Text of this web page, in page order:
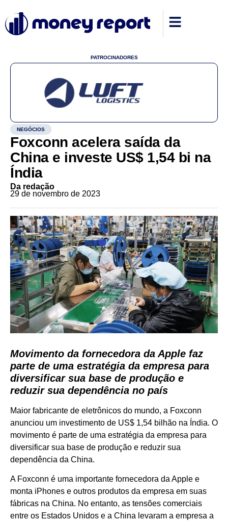
PATROCINADORES
NEGÓCIOS
Foxconn acelera saída da
China e investe US$ 1,54 bi na
Índia
Da redação
29 de novembro de 2023
Movimento da fornecedora da Apple faz
parte de uma estratégia da empresa para
diversificar sua base de produção e
reduzir sua dependência no país
Maior fabricante de eletrônicos do mundo, a Foxconn
anunciou um investimento de US$ 1,54 bilhão na Índia. O
movimento é parte de uma estratégia da empresa para
diversificar sua base de produção e reduzir sua
dependência da China.
A Foxconn é uma importante fornecedora da Apple e
monta iPhones e outros produtos da empresa em suas
fábricas na China. No entanto, as tensões comerciais
entre os Estados Unidos e a China levaram a empresa a